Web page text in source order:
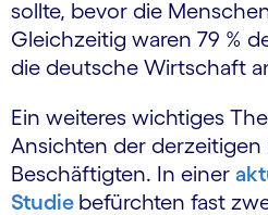
sollte, bevor die
Gleichzeitig waren 79 %
die deutsche Wirtschaft
Ein weiteres wichtiges
Ansichten der
Beschäftigten. In einer
Studie befürchten fast